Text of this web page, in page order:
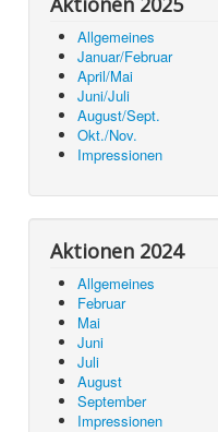
Allgemeines
Januar/Februar
April/Mai
Juni/Juli
August/Sept.
Okt./Nov.
Impressionen
Aktionen 2024
Allgemeines
Februar
Mai
Juni
Juli
August
September
Impressionen